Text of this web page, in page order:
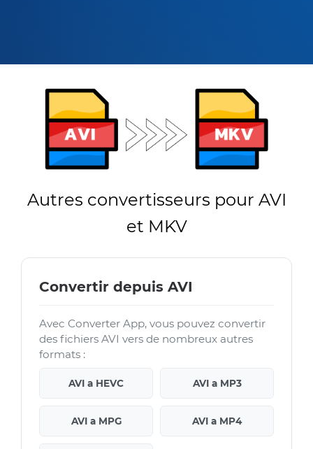
Autres convertisseurs pour AVI
et MKV
Convertir depuis AVI
Avec Converter App, vous pouvez convertir
des fichiers AVI vers de nombreux autres
formats :
AVI a HEVC AVI a MP3
AVI a MPG AVI a MP4